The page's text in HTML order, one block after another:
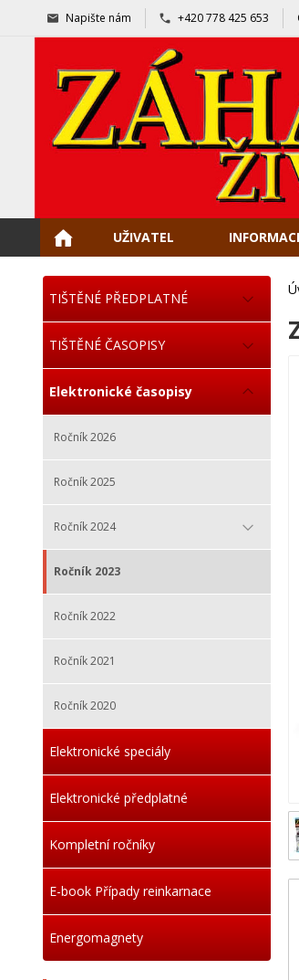
Napište nám +420 778 425 653
UŽIVATEL
TIŠTĚNÉ PŘEDPLATNÉ
TIŠTĚNÉ ČASOPISY
Elektronické časopisy
Ročník 2026
Ročník 2025
Ročník 2024
Ročník 2023
Ročník 2022
Ročník 2021
Ročník 2020
Elektronické speciály
Elektronické předplatné
Kompletní ročníky
E-book Případy reinkarnace
Energomagnety